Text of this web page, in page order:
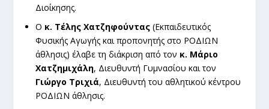
Διοίκησης.
Ο κ. Τέλης Χατζηφούντας(Εκπαιδευτικός
Φυσικής Αγωγής και προπονητής στο ΡΟΔΙΩΝ
άθλησις) έλαβε τη διάκριση από τον κ. Μάριο
Χατζημιχάλη, Διευθυντή Γυμνασίου και τον
Γιώργο Τριχιά, Διευθυντή του αθλητικού κέντρου
ΡΟΔΙΩΝ άθλησις.